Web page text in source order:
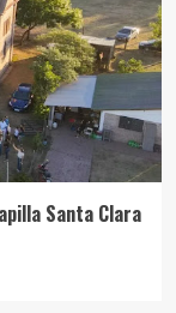
Santa Clara